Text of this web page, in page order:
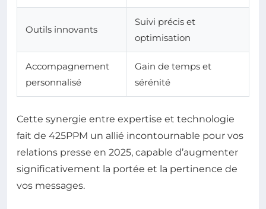
Outils innovants
Suivi précis et
optimisation
Accompagnement
personnalisé
Gain de temps et
sérénité
Cette synergie entre expertise et technologie
fait de 425PPM un allié incontournable pour vos
relations presse en 2025, capable d’augmenter
significativement la portée et la pertinence de
vos messages.